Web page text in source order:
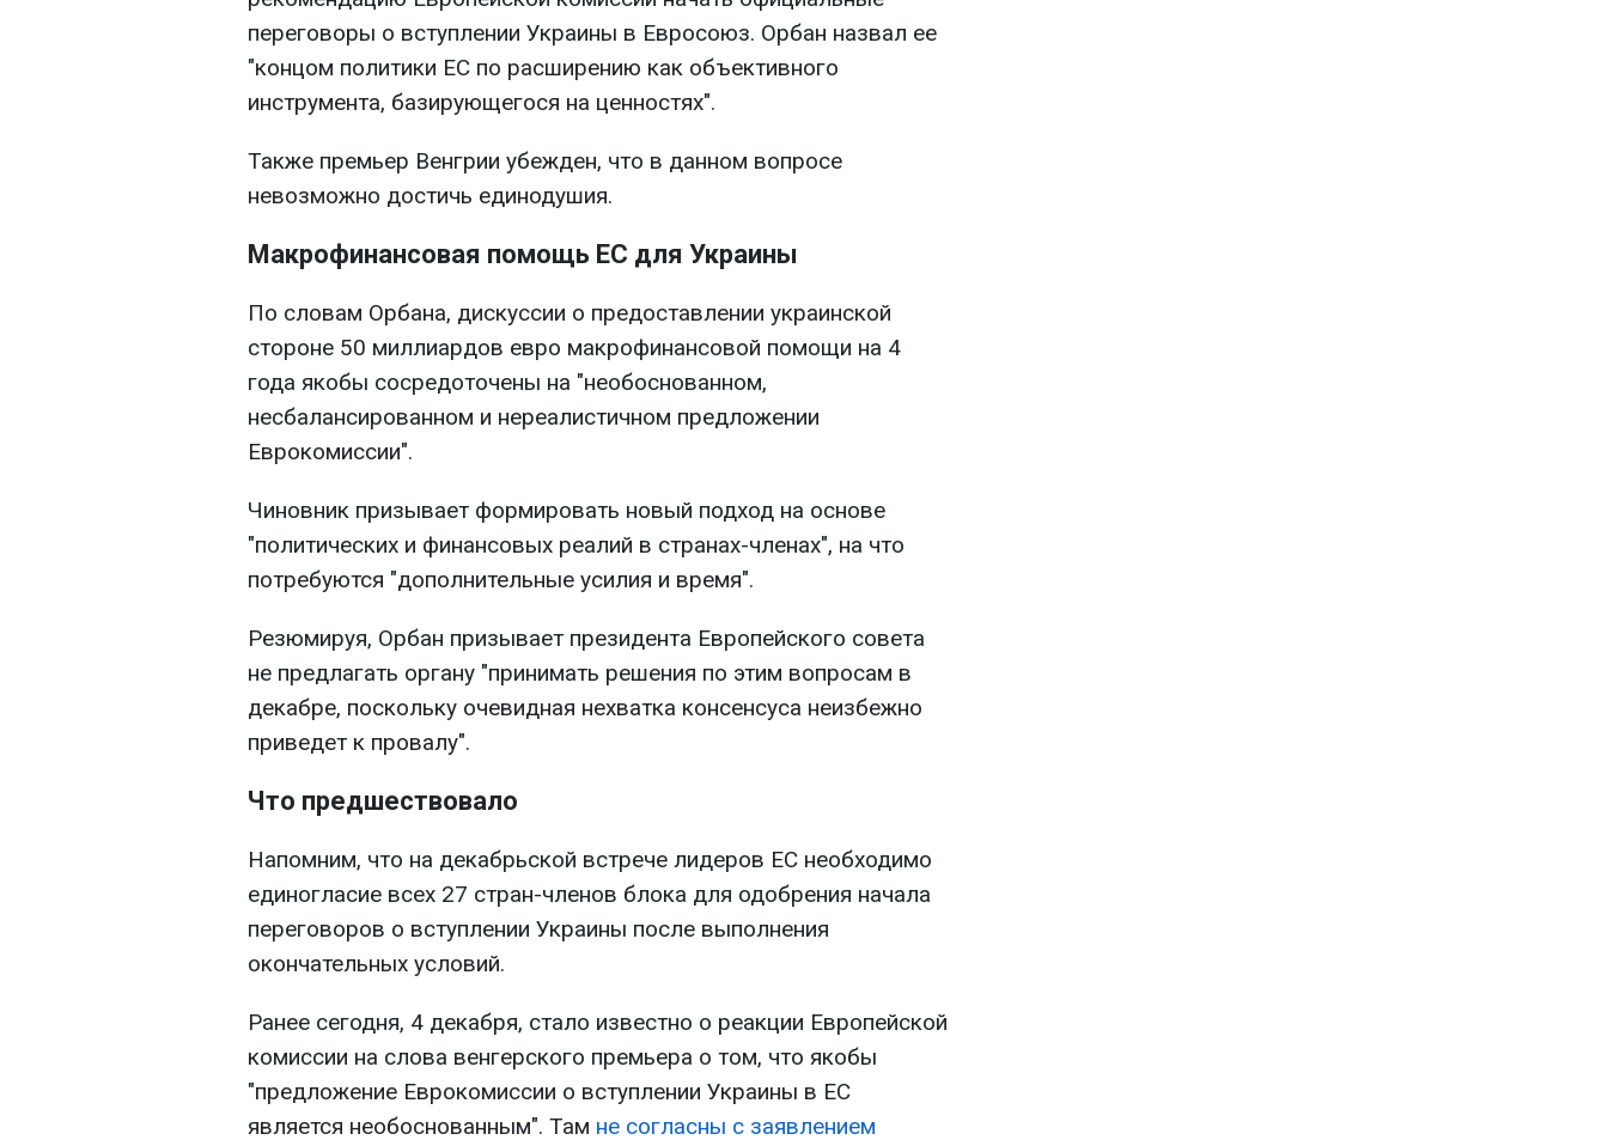
переговоры о вступлении Украины в Евросоюз. Орбан назвал ее
"концом политики ЕС по расширению как объективного
инструмента, базирующегося на ценностях".
Также премьер Венгрии убежден, что в данном вопросе
невозможно достичь единодушия.
Макрофинансовая помощь ЕС для Украины
По словам Орбана, дискуссии о предоставлении украинской
стороне 50 миллиардов евро макрофинансовой помощи на 4
года якобы сосредоточены на "необоснованном,
несбалансированном и нереалистичном предложении
Еврокомиссии".
Чиновник призывает формировать новый подход на основе
"политических и финансовых реалий в странах-членах", на что
потребуются "дополнительные усилия и время".
Резюмируя, Орбан призывает президента Европейского совета
не предлагать органу "принимать решения по этим вопросам в
декабре, поскольку очевидная нехватка консенсуса неизбежно
приведет к провалу".
Что предшествовало
Напомним, что на декабрьской встрече лидеров ЕС необходимо
единогласие всех 27 стран-членов блока для одобрения начала
переговоров о вступлении Украины после выполнения
окончательных условий.
Ранее сегодня, 4 декабря, стало известно о реакции Европейской
комиссии на слова венгерского премьера о том, что якобы
"предложение Еврокомиссии о вступлении Украины в ЕС
является необоснованным". Там не согласны с заявлением